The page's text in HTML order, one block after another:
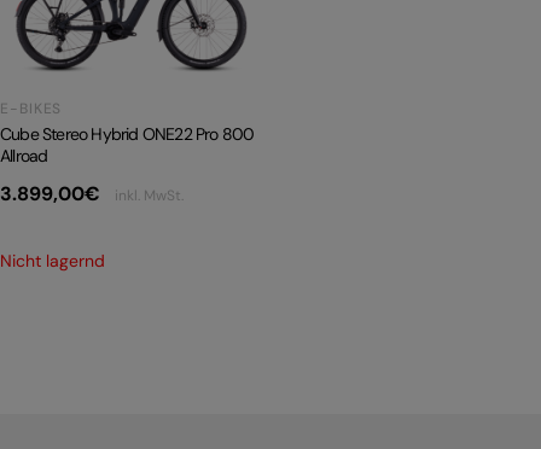
E-BIKE TOUR
PRODUKTRÜCKRUFE
E-BIKES
Cube Stereo Hybrid ONE22 Pro 800
Allroad
3.899,00€ inkl. MwSt.
Nicht lagernd